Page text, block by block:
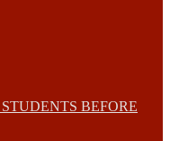
BEFORE